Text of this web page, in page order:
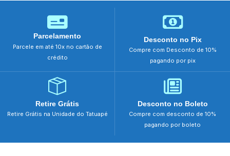
Parcelamento
Parcele em até 10x no cartão de
crédito
Desconto no Pix
Compre com Desconto de 10%
pagando por pix
Retire Grátis
Retire Grátis na Unidade do Tatuapé
Desconto no Boleto
Compre com desconto de 10%
pagando por boleto